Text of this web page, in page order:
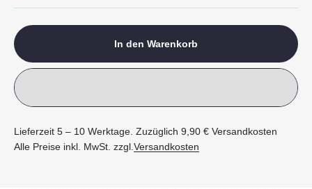
In den Warenkorb
Lieferzeit 5 – 10 Werktage. Zuzüglich 9,90 € Versandkosten
Alle Preise inkl. MwSt. zzgl.Versandkosten